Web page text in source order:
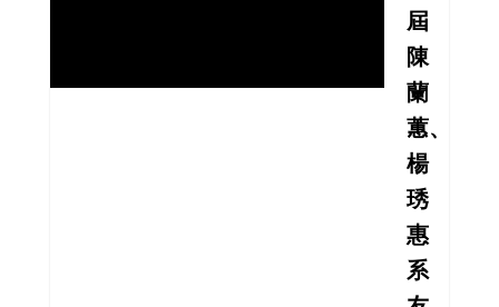
屆
陳
蘭
蕙、
楊
琇
惠
系